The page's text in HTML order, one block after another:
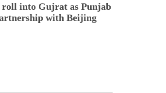
roll into Gujrat as Punjab
with Beijing